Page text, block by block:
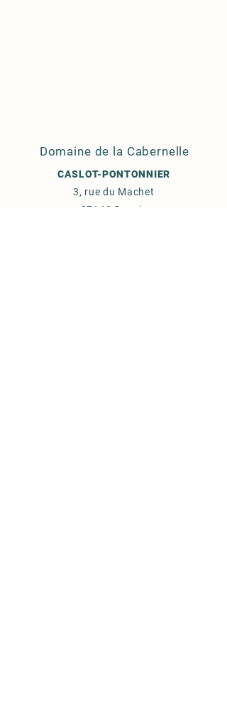
Domaine de la Cabernelle
CASLOT-PONTONNIER
3, rue du Machet
37140 Benais